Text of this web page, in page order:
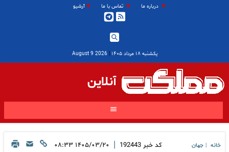
درباره ما تماس با ما آرشیو
یکشنبه ۱۸ مرداد ۱۴۰۵ |
2026 August 9
آنلاین
خانه جهان کد خبر 192443
| ۱۴۰۵/۰۳/۲۰ ۰۸:۳۳